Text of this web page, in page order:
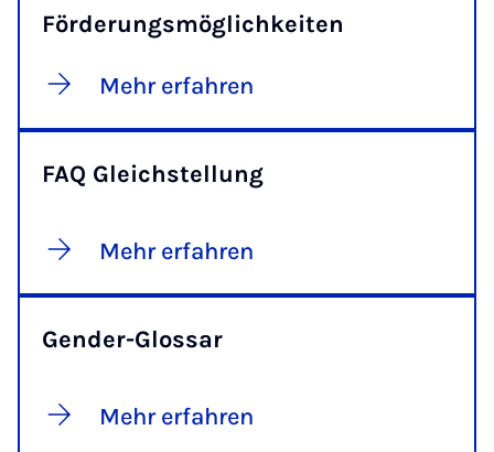
Förderungsmöglichkeiten
Mehr erfahren
FAQ Gleichstellung
Mehr erfahren
Gender-Glossar
Mehr erfahren